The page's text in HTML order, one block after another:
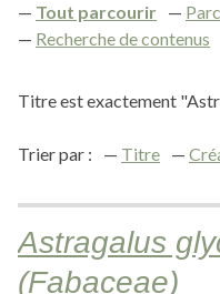
Tout parcourir
Recherche de contenus
Titre est exactement
Trier par : Titre
Astragalus
(Fabaceae)